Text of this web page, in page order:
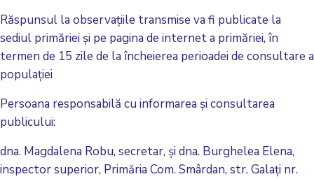
Răspunsul la observațiile transmise va fi publicate la
sediul primăriei și pe pagina de internet a primăriei, în
termen de 15 zile de la încheierea perioadei de consultare a
populației
Persoana responsabilă cu informarea și consultarea
publicului:
dna. Magdalena Robu, secretar, și dna. Burghelea Elena,
inspector superior, Primăria Com. Smârdan, str. Galați nr.